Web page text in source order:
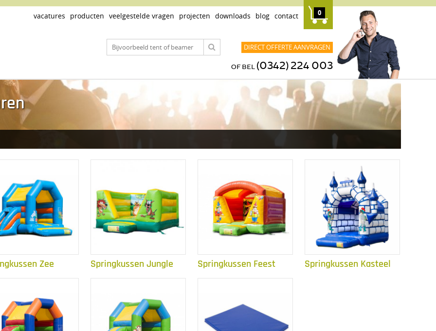
vacatures producten veelgestelde vragen projecten downloads blog contact 0
DIRECT OFFERTE AANVRAGEN
OF BEL (0342) 224 003
Zee Springkussen Jungle Springkussen Feest Springkussen Kasteel